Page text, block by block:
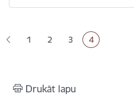
Lapa
1 Lapa
2 Lapa
3 Pašreizējā
4
Drukāt lapu